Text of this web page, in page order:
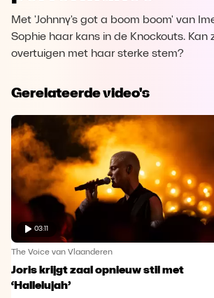
Met 'Johnny's got a boom boom' van
Sophie haar kans in de Knockouts. Kan
overtuigen met haar sterke stem?
Gerelateerde video's
03:11
The Voice van Vlaanderen
Joris krijgt zaal opnieuw stil met
‘Hallelujah’